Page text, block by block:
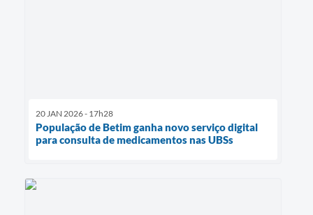
20 JAN 2026 - 17h28
População de Betim ganha novo serviço digital
para consulta de medicamentos nas UBSs